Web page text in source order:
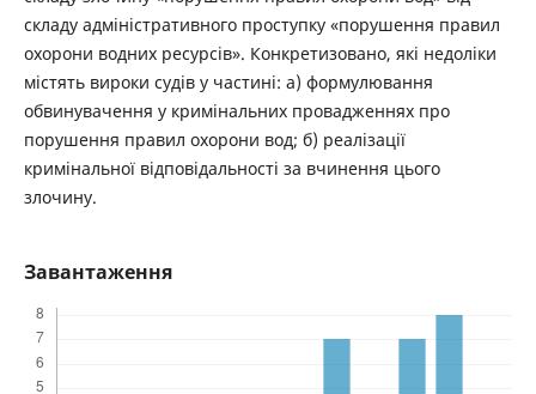
складу адміністративного проступку «порушення правил
охорони водних ресурсів». Конкретизовано, які недоліки
містять вироки судів у частині: а) формулювання
обвинувачення у кримінальних провадженнях про
порушення правил охорони вод; б) реалізації
кримінальної відповідальності за вчинення цього
злочину.
Завантаження